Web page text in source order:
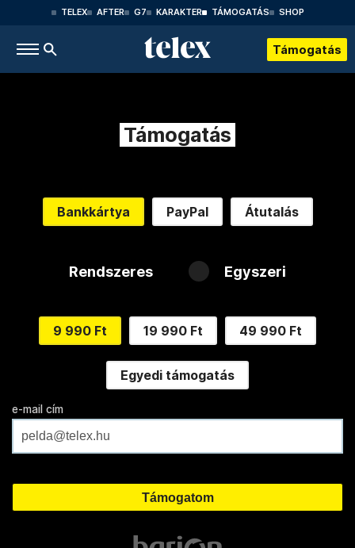
TELEX AFTER G7 KARAKTER TÁMOGATÁS SHOP
Támogatás
Támogatás
Bankkártya PayPal Átutalás
Rendszeres Egyszeri
9 990 Ft 19 990 Ft 49 990 Ft
Egyedi támogatás
e-mail cím